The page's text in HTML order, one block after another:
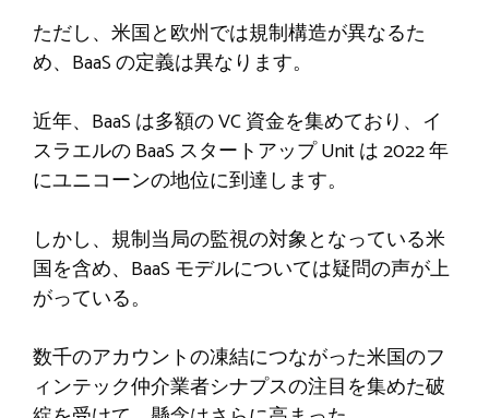
ただし、米国と欧州では規制構造が異なるた
め、BaaS の定義は異なります。
近年、BaaS は多額の VC 資金を集めており、イ
スラエルの BaaS スタートアップ Unit は 2022 年
にユニコーンの地位に到達します。
しかし、規制当局の監視の対象となっている米
国を含め、BaaS モデルについては疑問の声が上
がっている。
数千のアカウントの凍結につながった米国のフ
ィンテック仲介業者シナプスの注目を集めた破